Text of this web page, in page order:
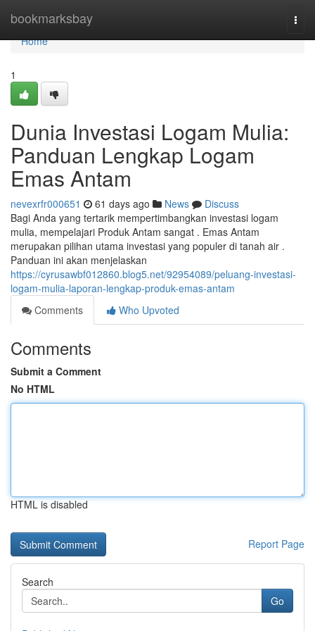
bookmarksbay
Home
Home
1
Dunia Investasi Logam Mulia:
Panduan Lengkap Logam
Emas Antam
nevexrfr000651 61 days ago News
Discuss
Bagi Anda yang tertarik mempertimbangkan investasi logam
mulia, mempelajari Produk Antam sangat . Emas Antam
merupakan pilihan utama investasi yang populer di tanah air .
Panduan ini akan menjelaskan
https://cyrusawbf012860.blog5.net/92954089/peluang-investasi-
logam-mulia-laporan-lengkap-produk-emas-antam
Comments
Who Upvoted
Comments
Submit a Comment
No HTML
HTML is disabled
Report Page
Search
Go